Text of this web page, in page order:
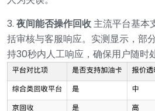
3. 夜间能否操作回收主流平台基本
括审核与客服响应。实测显示，部
持30秒内人工响应，确保用户随时